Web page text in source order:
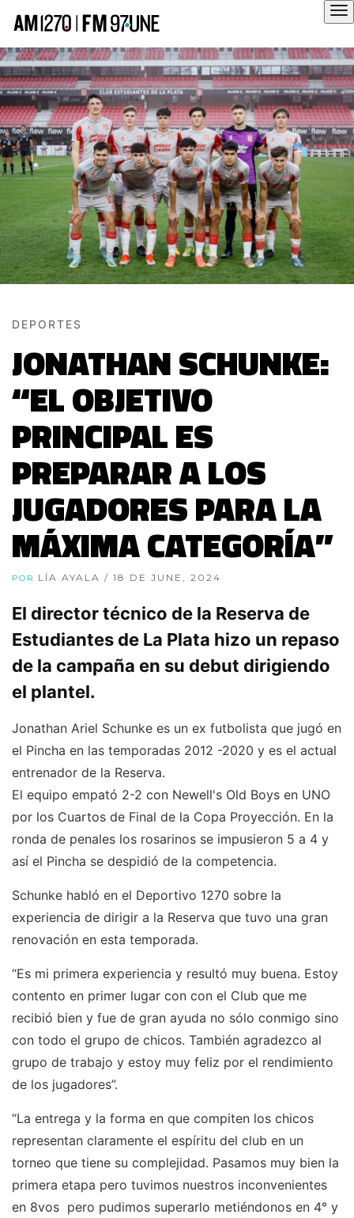
DEPORTES
JONATHAN SCHUNKE:
“EL OBJETIVO
PRINCIPAL ES
PREPARAR A LOS
JUGADORES PARA LA
MÁXIMA CATEGORÍA”
POR LÍA AYALA / 18 DE JUNE, 2024
El director técnico de la Reserva de
Estudiantes de La Plata hizo un repaso
de la campaña en su debut dirigiendo
el plantel.
Jonathan Ariel Schunke es un ex futbolista que jugó en
el Pincha en las temporadas 2012 -2020 y es el actual
entrenador de la Reserva.
El equipo empató 2-2 con Newell's Old Boys en UNO
por los Cuartos de Final de la Copa Proyección. En la
ronda de penales los rosarinos se impusieron 5 a 4 y
así el Pincha se despidió de la competencia.
Schunke habló en el Deportivo 1270 sobre la
experiencia de dirigir a la Reserva que tuvo una gran
renovación en esta temporada.
“Es mi primera experiencia y resultó muy buena. Estoy
contento en primer lugar con con el Club que me
recibió bien y fue de gran ayuda no sólo conmigo sino
con todo el grupo de chicos. También agradezco al
grupo de trabajo y estoy muy feliz por el rendimiento
de los jugadores”.
“La entrega y la forma en que compiten los chicos
representan claramente el espíritu del club en un
torneo que tiene su complejidad. Pasamos muy bien la
primera etapa pero tuvimos nuestros inconvenientes
en 8vos pero pudimos superarlo metiéndonos en 4° y